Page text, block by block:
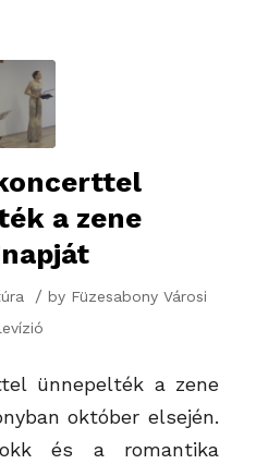
a zene
/ by Füzesabony Városi
ünnepelték a zene
október elsején.
és a romantika